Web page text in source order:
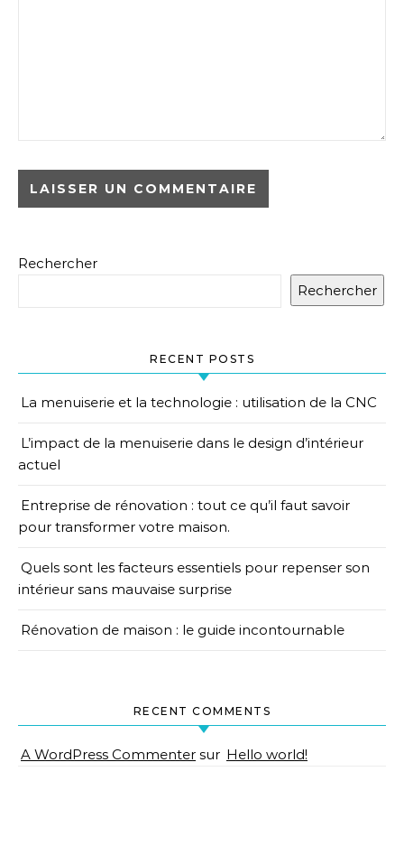
Rechercher
Rechercher
RECENT POSTS
La menuiserie et la technologie : utilisation de la CNC
L’impact de la menuiserie dans le design d’intérieur
actuel
Entreprise de rénovation : tout ce qu’il faut savoir
pour transformer votre maison.
Quels sont les facteurs essentiels pour repenser son
intérieur sans mauvaise surprise
Rénovation de maison : le guide incontournable
RECENT COMMENTS
A WordPress Commenter sur Hello world!